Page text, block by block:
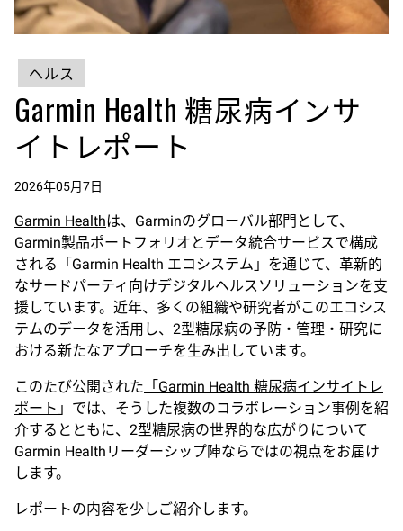
ヘルス
Garmin Health 糖尿病インサ
イトレポート
2026年05月7日
Garmin Healthは、Garminのグローバル部門として、
Garmin製品ポートフォリオとデータ統合サービスで構成
される「Garmin Health エコシステム」を通じて、革新的
なサードパーティ向けデジタルヘルスソリューションを支
援しています。近年、多くの組織や研究者がこのエコシス
テムのデータを活用し、2型糖尿病の予防・管理・研究に
おける新たなアプローチを生み出しています。
このたび公開された 「Garmin Health 糖尿病インサイトレ
ポート 」では、そうした複数のコラボレーション事例を紹
介するとともに、2型糖尿病の世界的な広がりについて
Garmin Healthリーダーシップ陣ならではの視点をお届け
します。
レポートの内容を少しご紹介します。